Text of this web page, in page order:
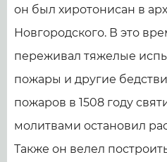
он был хиротонисан в
Новгородского. В это
переживал тяжелые
пожары и другие
пожаров в 1508 году
молитвами остановил
Также он велел